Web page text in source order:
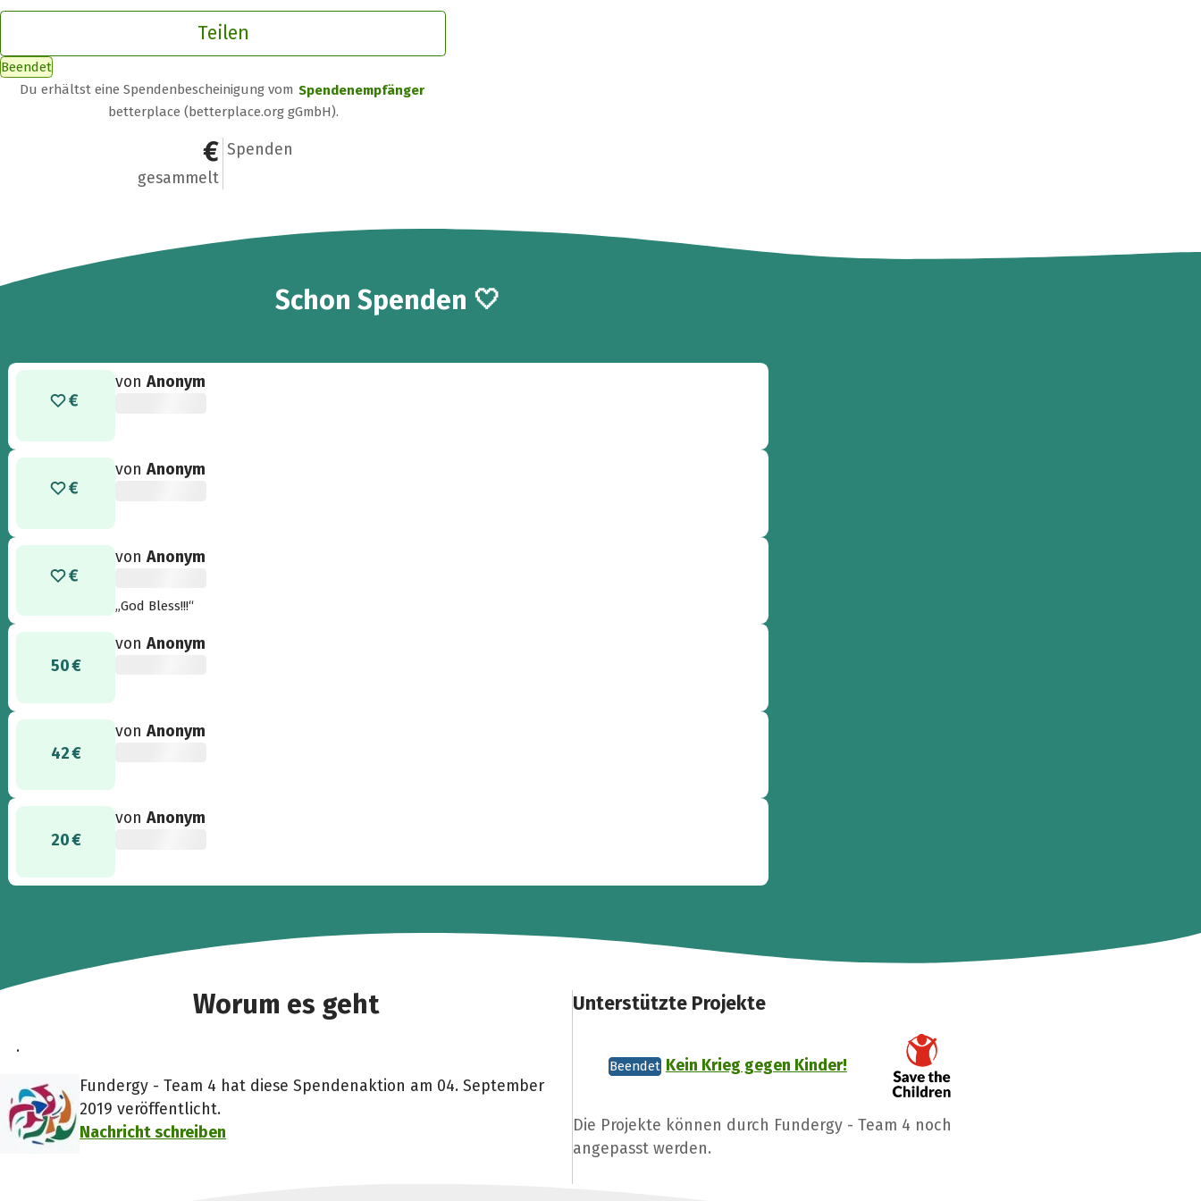
Teilen
Beendet
Du erhältst eine Spendenbescheinigung vom Spendenempfänger
betterplace (betterplace.org gGmbH).
2.588 €
gesammelt
47
Spenden
Schon47
Spenden 🤍
vonAnonym
vonAnonym
vonAnonym
„God Bless!!!“
50 €
vonAnonym
42 €
vonAnonym
20 €
vonAnonym
Worum es geht
.
Fundergy - Team 4 hat diese Spendenaktion am 04. September
2019 veröffentlicht.
Nachricht schreiben
Unterstützte Projekte
Beendet Kein Krieg gegen Kinder!
Die Projekte können durch Fundergy - Team 4 noch
angepasst werden.